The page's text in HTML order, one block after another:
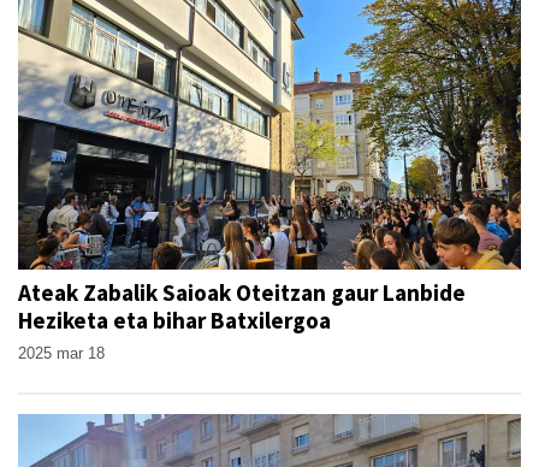
Ateak Zabalik Saioak Oteitzan gaur Lanbide
Heziketa eta bihar Batxilergoa
2025 mar 18